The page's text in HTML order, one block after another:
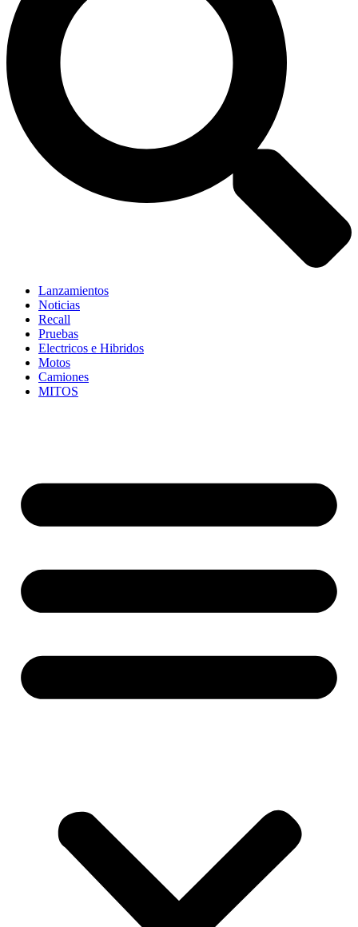
Lanzamientos
Noticias
Recall
Pruebas
Electricos e Hibridos
Motos
Camiones
MITOS